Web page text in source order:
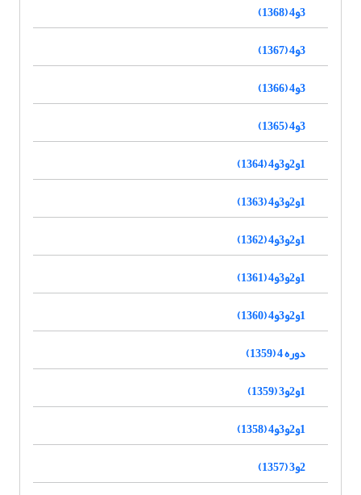
3و4 (1368)
3و4 (1367)
3و4 (1366)
3و4 (1365)
1و2و3و4 (1364)
1و2و3و4 (1363)
1و2و3و4 (1362)
1و2و3و4 (1361)
1و2و3و4 (1360)
دوره 4 (1359)
1و2و3 (1359)
1و2و3و4 (1358)
2و3 (1357)